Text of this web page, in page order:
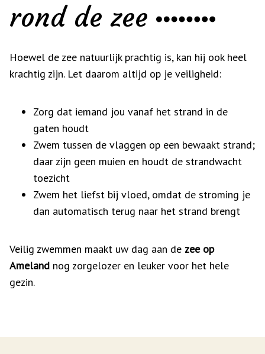
rond de zee
Hoewel de zee natuurlijk prachtig is, kan hij ook heel
krachtig zijn. Let daarom altijd op je veiligheid:
Zorg dat iemand jou vanaf het strand in de
gaten houdt
Zwem tussen de vlaggen op een bewaakt strand;
daar zijn geen muien en houdt de strandwacht
toezicht
Zwem het liefst bij vloed, omdat de stroming je
dan automatisch terug naar het strand brengt
Veilig zwemmen maakt uw dag aan de zee op
Ameland nog zorgelozer en leuker voor het hele
gezin.